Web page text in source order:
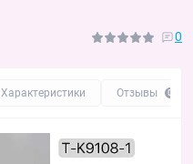
0
Характеристики Отзывы 0